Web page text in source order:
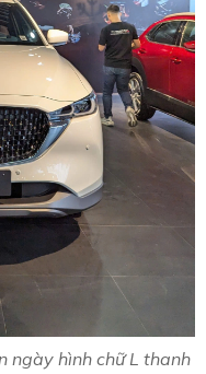
ngày hình chữ L thanh